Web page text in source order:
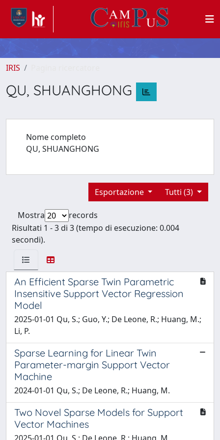
IRIS
QU, SHUANGHONG
Nome completo
QU, SHUANGHONG
Tutti (3)
Esportazione
Mostra
records
Risultati 1 - 3 di 3 (tempo di esecuzione: 0.004
secondi).
An Efficient Sparse Twin Parametric
Insensitive Support Vector Regression
Model
2025-01-01 Qu, S.; Guo, Y.; De Leone, R.; Huang, M.;
Li, P.
Sparse Learning for Linear Twin
Parameter-margin Support Vector
Machine
2024-01-01 Qu, S.; De Leone, R.; Huang, M.
Two Novel Sparse Models for Support
Vector Machines